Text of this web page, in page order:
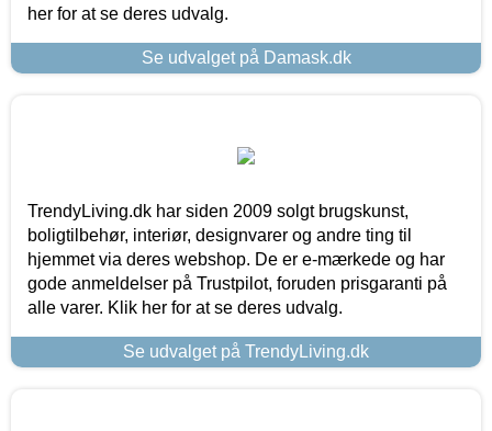
her for at se deres udvalg.
Se udvalget på Damask.dk
TrendyLiving.dk har siden 2009 solgt brugskunst,
boligtilbehør, interiør, designvarer og andre ting til
hjemmet via deres webshop. De er e-mærkede og har
gode anmeldelser på Trustpilot, foruden prisgaranti på
alle varer. Klik her for at se deres udvalg.
Se udvalget på TrendyLiving.dk